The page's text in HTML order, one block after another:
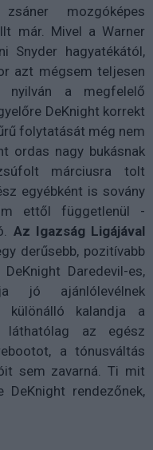
mozgóképes
már. Mivel a Warner
Snyder hagyatékától,
azt mégsem teljesen
nyilván a megfelelő
DeKnight korrekt
folytatását még nem
ordas nagy bukásnak
márciusra tolt
egyébként is sovány
ettől függetlenül -
Az Igazság Ligájával
derűsebb, pozitívabb
Daredevil-es,
jó ajánlólevélnek
különálló kalandja a
láthatólag az egész
a tónusváltás
sem zavarná. Ti mit
rendezőnek,